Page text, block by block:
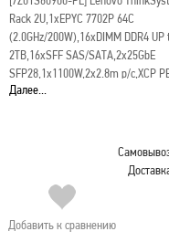
Rack 2U,1xEPYC 7702P 64C
(2.0GHz/200W),16xDIMM DDR4 UP
2TB,16xSFF SAS/SATA,2x25GbE
SFP28,1x1100W,2x2.8m p/c,XCP
Далее...
Добавить к сравнению